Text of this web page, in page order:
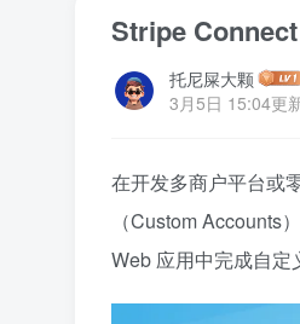
Stripe
托尼屎大颗
3月5日 15:04更
在开发多商户平台或
（Custom Accounts
Web 应用中完成自定